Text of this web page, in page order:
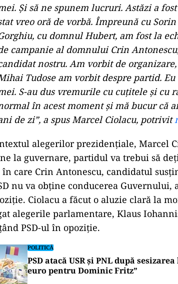
Şi să ne spunem lucruri. Astăzi a
vreo oră de vorbă. Împreună cu
cu domnul Hubert, am fost la
campanie al domnului Crin
nostru. Am vorbit de
Tudose am vorbit despre partid.
S-au dus vremurile cu cuţitele şi cu
în acest moment şi mă bucur că
de zi”, a spus Marcel Ciolacu, potrivit
alegerilor prezidențiale, Marcel
la guvernare, partidul va trebui să
în care Crin Antonescu, candidatul
nu va obține conducerea
Ciolacu a făcut o aluzie clară la
alegerile parlamentare, Klaus
PSD-ul în opoziție.
POLITICĂ
PSD atacă USR și PNL după
euro pentru Dominic Fritz”